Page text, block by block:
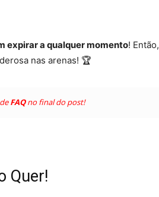
expirar a qualquer momento! Então,
nas arenas! 🏆
FAQno final do post!
Quer!